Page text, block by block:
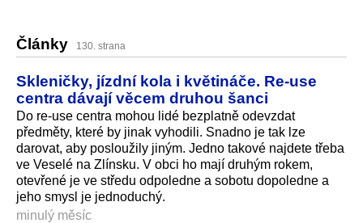
Články 130. strana
Skleničky, jízdní kola i květináče. Re-use
centra dávají věcem druhou šanci
Do re-use centra mohou lidé bezplatně odevzdat
předměty, které by jinak vyhodili. Snadno je tak lze
darovat, aby posloužily jiným. Jedno takové najdete třeba
ve Veselé na Zlínsku. V obci ho mají druhým rokem,
otevřené je ve středu odpoledne a sobotu dopoledne a
jeho smysl je jednoduchý.
minulý měsíc